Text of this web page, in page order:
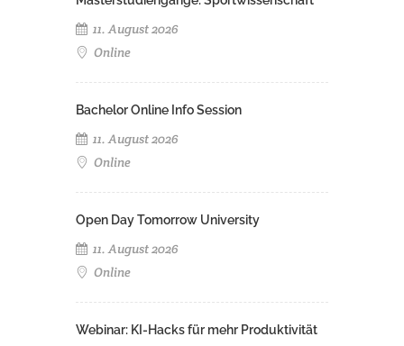
11. August 2026
Online
Bachelor Online Info Session
11. August 2026
Online
Open Day Tomorrow University
11. August 2026
Online
Webinar: KI-Hacks für mehr Produktivität